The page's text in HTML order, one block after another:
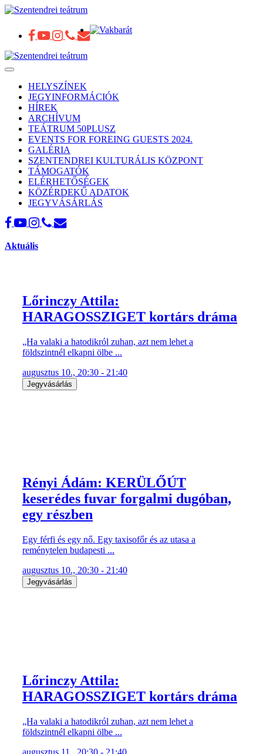
Toggle
navigationHELYSZÍNEK
JEGYINFORMÁCIÓK
HÍREK
ARCHÍVUM
TEÁTRUM 50PLUSZ
EVENTS FOR FOREING GUESTS 2024.
GALÉRIA
SZENTENDREI KULTURÁLIS KÖZPONT
TÁMOGATÓK
ELÉRHETŐSÉGEK
KÖZÉRDEKŰ ADATOK
JEGYVÁSÁRLÁS
Aktuális
Lőrinczy Attila:
HARAGOSSZIGET kortárs dráma
„Ha valaki a hatodikról zuhan, azt nem lehet a
földszintnél elkapni ölbe ...
augusztus 10., 20:30 - 21:40
Jegyvásárlás
Rényi Ádám: KERÜLŐÚT
keserédes fuvar forgalmi dugóban,
egy részben
Egy férfi és egy nő. Egy taxisofőr és az utasa a
reménytelen budapesti ...
augusztus 10., 20:30 - 21:40
Jegyvásárlás
Lőrinczy Attila:
HARAGOSSZIGET kortárs dráma
„Ha valaki a hatodikról zuhan, azt nem lehet a
földszintnél elkapni ölbe ...